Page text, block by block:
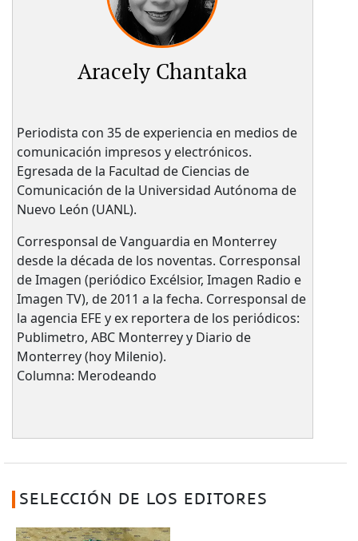
Aracely Chantaka
Periodista con 35 de experiencia en medios de
comunicación impresos y electrónicos.
Egresada de la Facultad de Ciencias de
Comunicación de la Universidad Autónoma de
Nuevo León (UANL).
Corresponsal de Vanguardia en Monterrey
desde la década de los noventas. Corresponsal
de Imagen (periódico Excélsior, Imagen Radio e
Imagen TV), de 2011 a la fecha. Corresponsal de
la agencia EFE y ex reportera de los periódicos:
Publimetro, ABC Monterrey y Diario de
Monterrey (hoy Milenio).
Columna: Merodeando
SELECCIÓN DE LOS EDITORES